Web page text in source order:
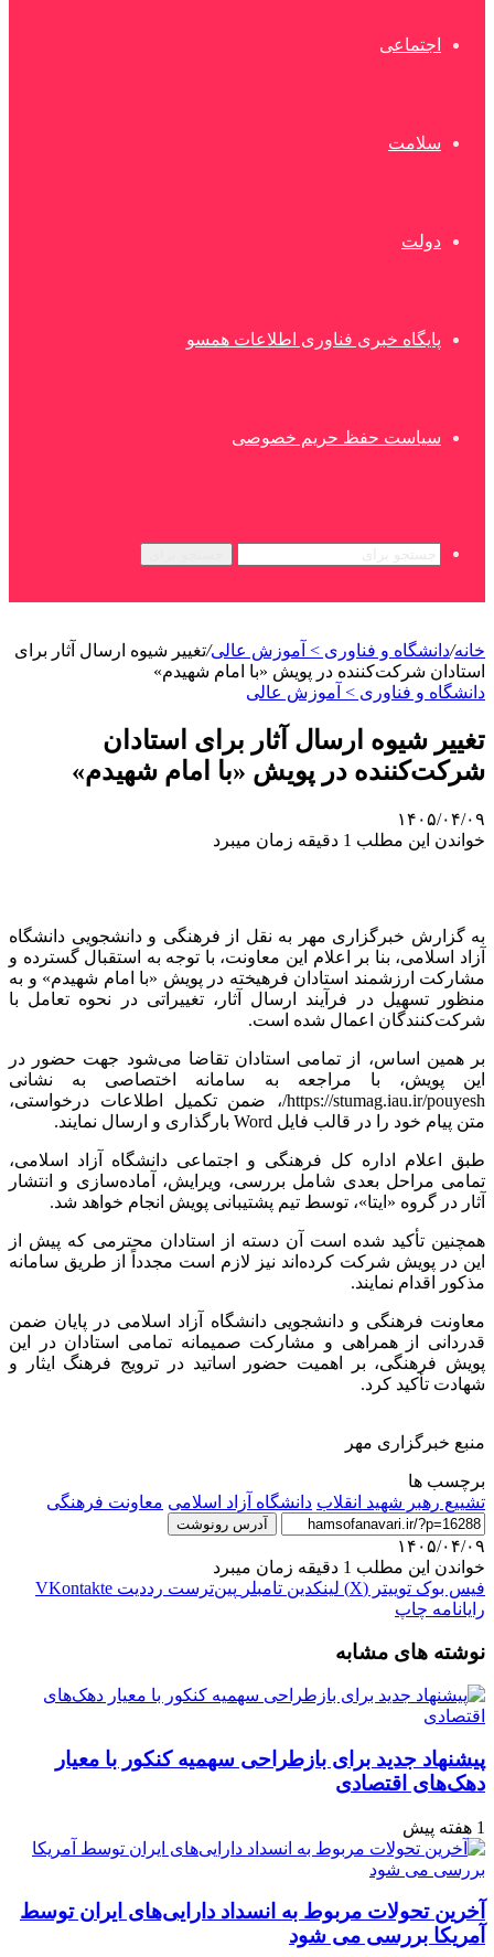
اجتماعی
سلامت
دولت
پایگاه خبری فناوری اطلاعات همسو
سیاست حفظ حریم خصوصی
خانه/دانشگاه و فناوری > آموزش عالی/تغییر شیوه ارسال آثار برای
استادان شرکت‌کننده در پویش «با امام شهیدم»
دانشگاه و فناوری > آموزش عالی
تغییر شیوه ارسال آثار برای استادان
شرکت‌کننده در پویش «با امام شهیدم»
۱۴۰۵/۰۴/۰۹
خواندن این مطلب 1 دقیقه زمان میبرد
به گزارش خبرگزاری مهر به نقل از فرهنگی و دانشجویی دانشگاه
آزاد اسلامی، بنا بر اعلام این معاونت، با توجه به استقبال گسترده و
مشارکت ارزشمند استادان فرهیخته در پویش «با امام شهیدم» و به
منظور تسهیل در فرآیند ارسال آثار، تغییراتی در نحوه تعامل با
شرکت‌کنندگان اعمال شده است.
بر همین اساس، از تمامی استادان تقاضا می‌شود جهت حضور در
این پویش، با مراجعه به سامانه اختصاصی به نشانی
https://stumag.iau.ir/pouyesh/، ضمن تکمیل اطلاعات درخواستی،
متن پیام خود را در قالب فایل Word بارگذاری و ارسال نمایند.
طبق اعلام اداره کل فرهنگی و اجتماعی دانشگاه آزاد اسلامی،
تمامی مراحل بعدی شامل بررسی، ویرایش، آماده‌سازی و انتشار
آثار در گروه «ایتا»، توسط تیم پشتیبانی پویش انجام خواهد شد.
همچنین تأکید شده است آن دسته از استادان محترمی که پیش از
این در پویش شرکت کرده‌اند نیز لازم است مجدداً از طریق سامانه
مذکور اقدام نمایند.
معاونت فرهنگی و دانشجویی دانشگاه آزاد اسلامی در پایان ضمن
قدردانی از همراهی و مشارکت صمیمانه تمامی استادان در این
پویش فرهنگی، بر اهمیت حضور اساتید در ترویج فرهنگ ایثار و
شهادت تأکید کرد.
منبع خبرگزاری مهر
برچسب ها
تشییع رهبر شهید انقلاب دانشگاه آزاد اسلامی معاونت فرهنگی
آدرس رونوشت
۱۴۰۵/۰۴/۰۹
خواندن این مطلب 1 دقیقه زمان میبرد
فیس بوک توییتر (X) لینکدین ‫تامبلر ‫پین‌ترست ‫رددیت ‫VKontakte
رایانامه چاپ
نوشته های مشابه
پیشنهاد جدید برای بازطراحی سهمیه کنکور با معیار
دهک‌های اقتصادی
1 هفته پیش
آخرین تحولات مربوط به انسداد دارایی‌های ایران توسط
آمریکا بررسی می شود